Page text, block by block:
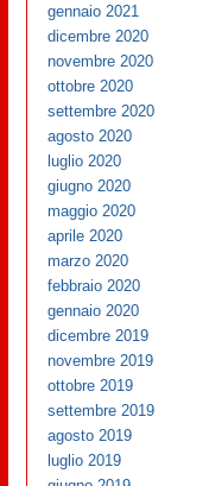
gennaio 2021
dicembre 2020
novembre 2020
ottobre 2020
settembre 2020
agosto 2020
luglio 2020
giugno 2020
maggio 2020
aprile 2020
marzo 2020
febbraio 2020
gennaio 2020
dicembre 2019
novembre 2019
ottobre 2019
settembre 2019
agosto 2019
luglio 2019